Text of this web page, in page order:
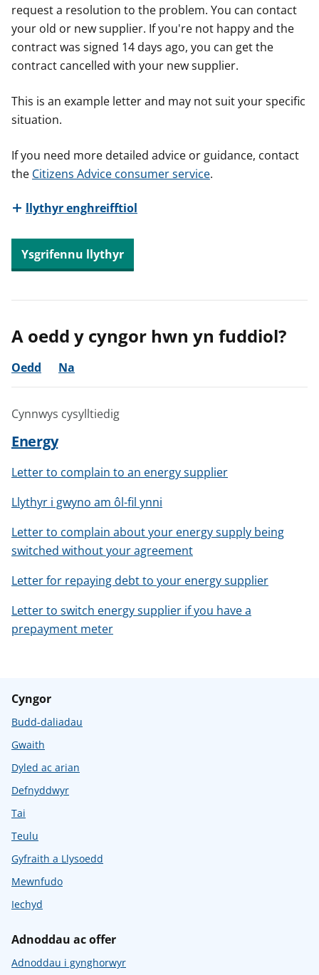
n
g
r
a
g
y
e
n
g
r
g
y
e
n
g
r
g
y
request a resolution to the problem. You can contact
your old or new supplier. If you're not happy and the
contract was signed 14 days ago, you can get the
contract cancelled with your new supplier.
This is an example letter and may not suit your specific
situation.
If you need more detailed advice or guidance, contact
the Citizens Advice consumer service.
llythyr enghreifftiol
Ysgrifennu llythyr
A oedd y cyngor hwn yn fuddiol?
Oedd Na
Cynnwys cysylltiedig
Energy
Letter to complain to an energy supplier
Llythyr i gwyno am ôl-fil ynni
Letter to complain about your energy supply being
switched without your agreement
Letter for repaying debt to your energy supplier
Letter to switch energy supplier if you have a
prepayment meter
Cyngor
Budd-daliadau
Gwaith
Dyled ac arian
Defnyddwyr
Tai
Teulu
Gyfraith a Llysoedd
Mewnfudo
Iechyd
Adnoddau ac offer
Adnoddau i gynghorwyr